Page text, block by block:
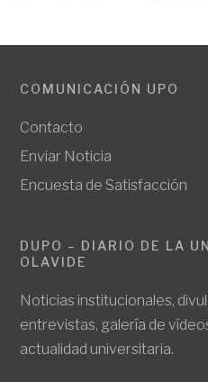
COMUNICACIÓN UPO
Contacto
Enviar Noticia
Encuesta de Satisfacción
DUPO – DIARIO DE LA
OLAVIDE
Noticias institucionales,
entrevistas, galería de
actualidad universitaria.